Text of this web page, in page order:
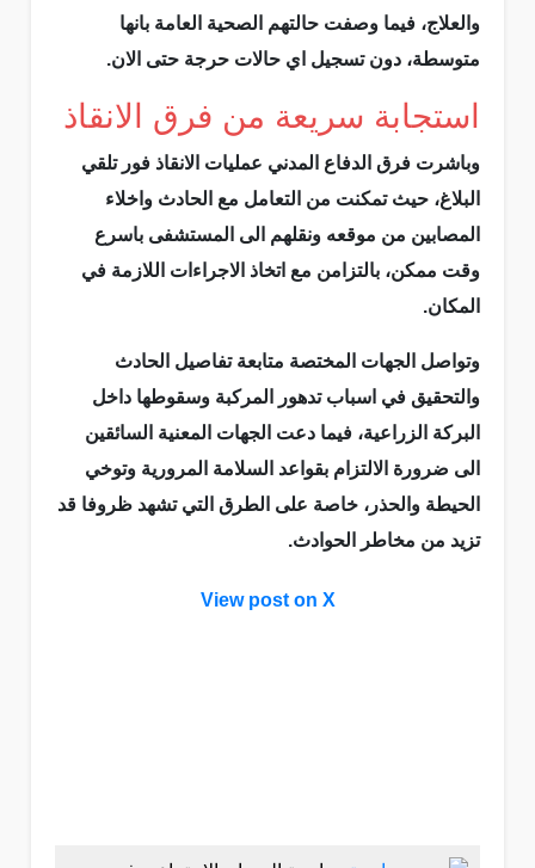
والعلاج، فيما وصفت حالتهم الصحية العامة بانها
متوسطة، دون تسجيل اي حالات حرجة حتى الان.
استجابة سريعة من فرق الانقاذ
وباشرت فرق الدفاع المدني عمليات الانقاذ فور تلقي
البلاغ، حيث تمكنت من التعامل مع الحادث واخلاء
المصابين من موقعه ونقلهم الى المستشفى باسرع
وقت ممكن، بالتزامن مع اتخاذ الاجراءات اللازمة في
المكان.
وتواصل الجهات المختصة متابعة تفاصيل الحادث
والتحقيق في اسباب تدهور المركبة وسقوطها داخل
البركة الزراعية، فيما دعت الجهات المعنية السائقين
الى ضرورة الالتزام بقواعد السلامة المرورية وتوخي
الحيطة والحذر، خاصة على الطرق التي تشهد ظروفا قد
تزيد من مخاطر الحوادث.
View post on X